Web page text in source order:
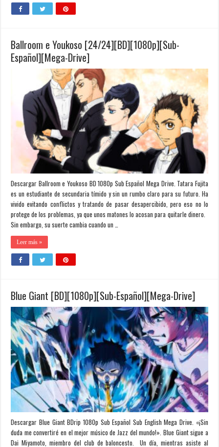
Ballroom e Youkoso [24/24][BD][1080p][Sub-
Español][Mega-Drive]
Descargar Ballroom e Youkoso BD 1080p Sub Español Mega Drive. Tatara Fujita
es un estudiante de secundaria tímido y sin un rumbo claro para su futuro. Ha
vivido evitando conflictos y tratando de pasar desapercibido, pero eso no lo
protege de los problemas, ya que unos matones lo acosan para quitarle dinero.
Sin embargo, su suerte cambia cuando un …
Leer más »
Blue Giant [BD][1080p][Sub-Español][Mega-Drive]
Descargar Blue Giant BDrip 1080p Sub Español Sub English Mega Drive. «¡Sin
duda me convertiré en el mejor músico de Jazz del mundo!». Blue Giant sigue a
Dai Miyamoto, miembro del club de baloncesto. Un día, mientras asiste al